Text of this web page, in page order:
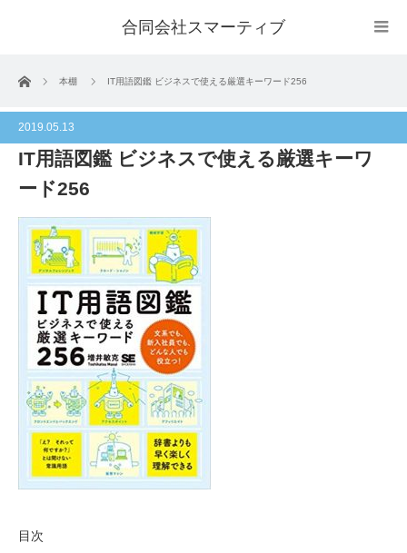
合同会社スマーティブ
ホーム 本棚 IT用語図鑑 ビジネスで使える厳選キーワード256
2019.05.13
IT用語図鑑 ビジネスで使える厳選キーワ
ード256
目次